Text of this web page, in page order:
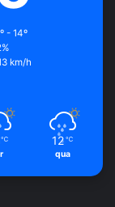
- 14º
km/h
℃ 12 ℃
qua